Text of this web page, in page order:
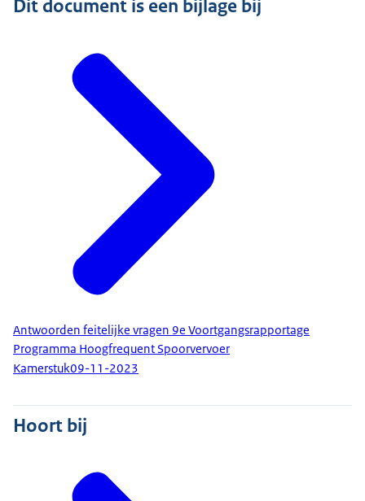
Dit document is een bijlage bij
Antwoorden feitelijke vragen 9e Voortgangsrapportage
Programma Hoogfrequent Spoorvervoer
Kamerstuk09-11-2023
Hoort bij